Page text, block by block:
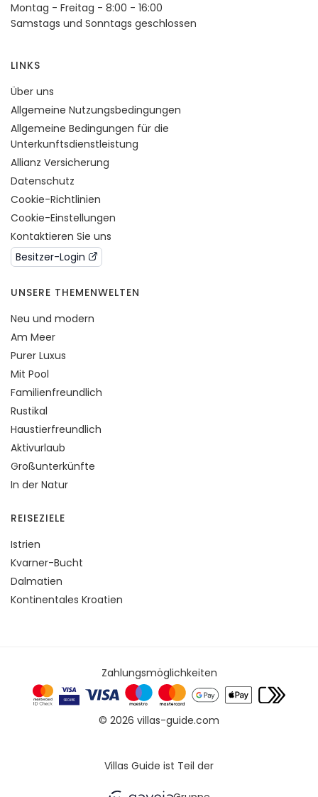
Montag - Freitag - 8:00 - 16:00
Samstags und Sonntags geschlossen
LINKS
Über uns
Allgemeine Nutzungsbedingungen
Allgemeine Bedingungen für die
Unterkunftsdienstleistung
Allianz Versicherung
Datenschutz
Cookie-Richtlinien
Cookie-Einstellungen
Kontaktieren Sie uns
Besitzer-Login
UNSERE THEMENWELTEN
Neu und modern
Am Meer
Purer Luxus
Mit Pool
Familienfreundlich
Rustikal
Haustierfreundlich
Aktivurlaub
Großunterkünfte
In der Natur
REISEZIELE
Istrien
Kvarner-Bucht
Dalmatien
Kontinentales Kroatien
Zahlungsmöglichkeiten
© 2026 villas-guide.com
Villas Guide ist Teil der